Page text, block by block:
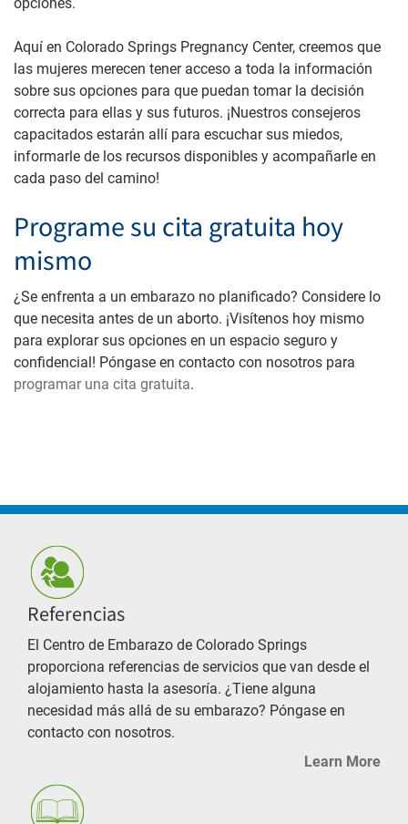
Aquí en Colorado Springs Pregnancy Center, creemos que
las mujeres merecen tener acceso a toda la información
sobre sus opciones para que puedan tomar la decisión
correcta para ellas y sus futuros. ¡Nuestros consejeros
capacitados estarán allí para escuchar sus miedos,
informarle de los recursos disponibles y acompañarle en
cada paso del camino!
Programe su cita gratuita hoy
mismo
¿Se enfrenta a un embarazo no planificado? Considere lo
que necesita antes de un aborto. ¡Visítenos hoy mismo
para explorar sus opciones en un espacio seguro y
confidencial! Póngase en contacto con nosotros para
programar una cita gratuita.
Referencias
El Centro de Embarazo de Colorado Springs
proporciona referencias de servicios que van desde el
alojamiento hasta la asesoría. ¿Tiene alguna
necesidad más allá de su embarazo? Póngase en
contacto con nosotros.
Learn More